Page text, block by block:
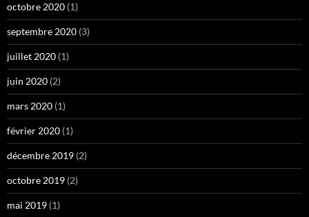
octobre 2020 (1)
septembre 2020 (3)
juillet 2020 (1)
juin 2020 (2)
mars 2020 (1)
février 2020 (1)
décembre 2019 (2)
octobre 2019 (2)
mai 2019 (1)